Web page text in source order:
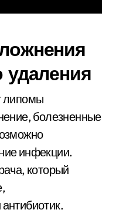
удаления
липомы
болезненные
инфекции.
который